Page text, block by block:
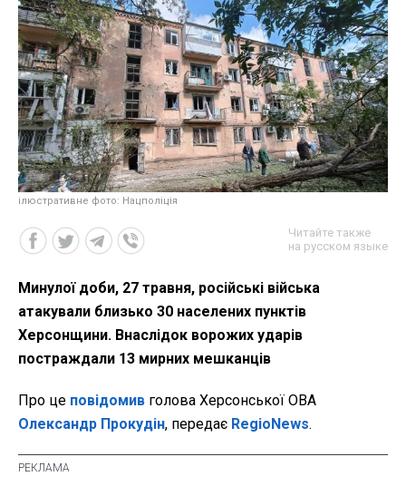
ілюстративне фото: Нацполіція
Читайте также
на русском языке
Минулої доби, 27 травня, російські війська
атакували близько 30 населених пунктів
Херсонщини. Внаслідок ворожих ударів
постраждали 13 мирних мешканців
Про це повідомив голова Херсонської ОВА
Олександр Прокудін, передає RegioNews.